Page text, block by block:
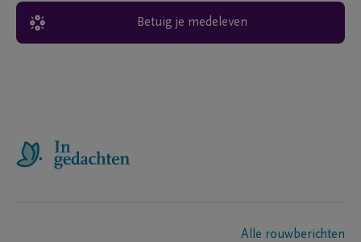
Betuig je medeleven
Alle rouwberichten